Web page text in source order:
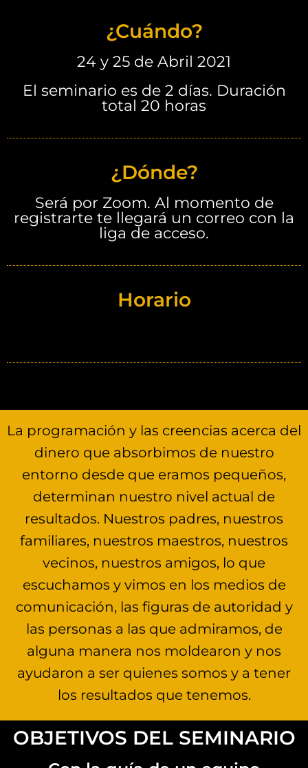
¿Cuándo?
24 y 25 de Abril 2021
El seminario es de 2 días. Duración
total 20 horas
¿Dónde?
Será por Zoom. Al momento de
registrarte te llegará un correo con la
liga de acceso.
Horario
La programación y las creencias acerca del
dinero que absorbimos de nuestro
entorno desde que eramos pequeños,
determinan nuestro nivel actual de
resultados. Nuestros padres, nuestros
familiares, nuestros maestros, nuestros
vecinos, nuestros amigos, lo que
escuchamos y vimos en los medios de
comunicación, las figuras de autoridad y
las personas a las que admiramos, de
alguna manera nos moldearon y nos
ayudaron a ser quienes somos y a tener
los resultados que tenemos.
OBJETIVOS DEL SEMINARIO